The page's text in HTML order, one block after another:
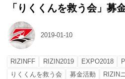
「りくくんを救う会」募
2019-01-10
RIZINFF RIZIN2019 EXPO2018
りくくんを救う会
募金活動 RIZIN